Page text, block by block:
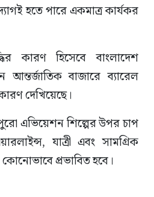
হতে পারে একমাত্র কার্যকর
কারণ হিসেবে বাংলাদেশ
আন্তর্জাতিক বাজারে ব্যারেল
দেখিয়েছে।
এভিয়েশন শিল্পের উপর চাপ
যাত্রী এবং সামগ্রিক
প্রভাবিত হবে।